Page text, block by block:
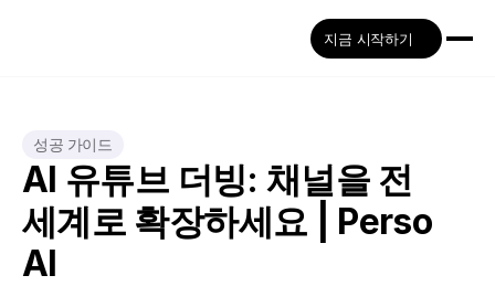
지금 시작하기
성공 가이드
AI 유튜브 더빙: 채널을 전
세계로 확장하세요 | Perso
AI